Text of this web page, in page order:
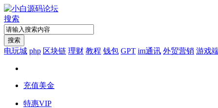
搜索
搜索
电玩城 php 区块链 理财 教程 钱包 GPT im通讯 外贸营销 游戏
充值美金
特惠VIP